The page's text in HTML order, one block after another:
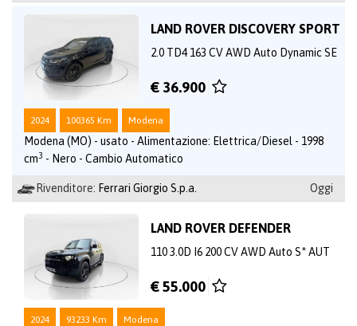
LAND ROVER DISCOVERY SPORT
2.0 TD4 163 CV AWD Auto Dynamic SE
€ 36.900
2024 100365 Km Modena
Modena (MO) - usato - Alimentazione: Elettrica/Diesel - 1998
cm3 - Nero - Cambio Automatico
Rivenditore: Ferrari Giorgio S.p.a. Oggi
LAND ROVER DEFENDER
110 3.0D I6 200 CV AWD Auto S* AUT
€ 55.000
2024 93233 Km Modena